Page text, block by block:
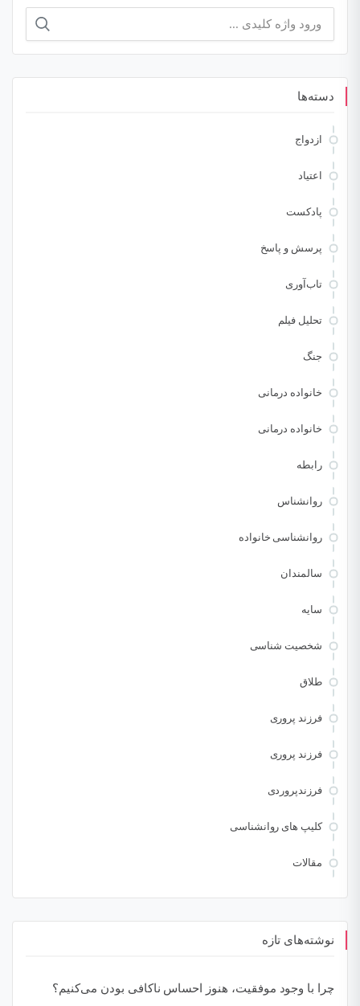
جستجو
دسته‌ها
ازدواج
اعتیاد
پادکست
پرسش و پاسخ
تاب‌آوری
تحلیل فیلم
جنگ
خانواده درمانی
خانواده درمانی
رابطه
روانشناس
روانشناسی خانواده
سالمندان
سایه
شخصیت شناسی
طلاق
فرزند پروری
فرزند پروری
فرزندپروردی
کلیپ های روانشناسی
مقالات
نوشته‌های تازه
چرا با وجود موفقیت، هنوز احساس ناکافی بودن می‌کنیم؟